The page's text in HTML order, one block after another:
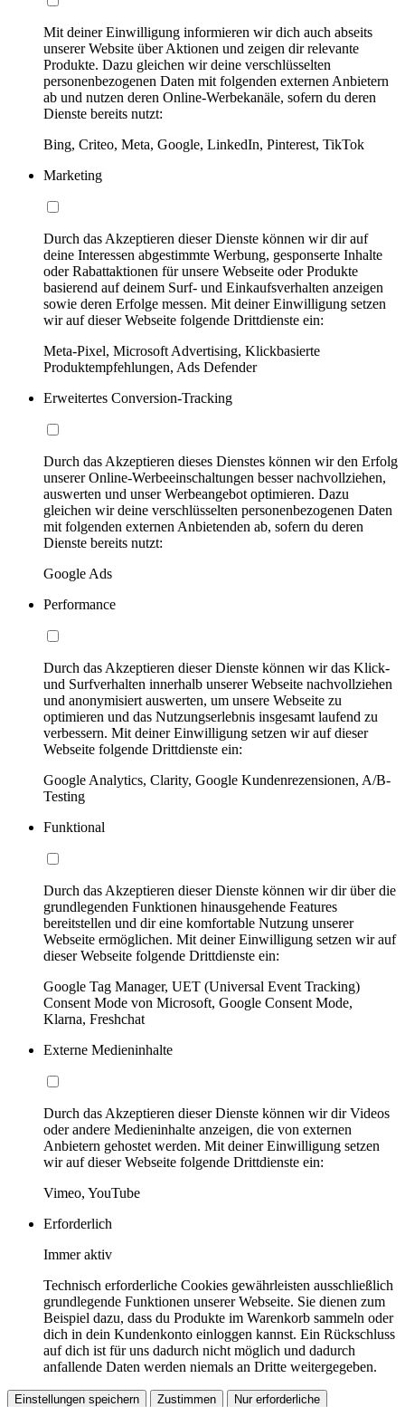
Mit deiner Einwilligung informieren wir dich auch abseits
unserer Website über Aktionen und zeigen dir relevante
Produkte. Dazu gleichen wir deine verschlüsselten
personenbezogenen Daten mit folgenden externen Anbietern
ab und nutzen deren Online-Werbekanäle, sofern du deren
Dienste bereits nutzt:
Bing, Criteo, Meta, Google, LinkedIn, Pinterest, TikTok
Marketing
Durch das Akzeptieren dieser Dienste können wir dir auf
deine Interessen abgestimmte Werbung, gesponserte Inhalte
oder Rabattaktionen für unsere Webseite oder Produkte
basierend auf deinem Surf- und Einkaufsverhalten anzeigen
sowie deren Erfolge messen. Mit deiner Einwilligung setzen
wir auf dieser Webseite folgende Drittdienste ein:
Meta-Pixel, Microsoft Advertising, Klickbasierte
Produktempfehlungen, Ads Defender
Erweitertes Conversion-Tracking
Durch das Akzeptieren dieses Dienstes können wir den Erfolg
unserer Online-Werbeeinschaltungen besser nachvollziehen,
auswerten und unser Werbeangebot optimieren. Dazu
gleichen wir deine verschlüsselten personenbezogenen Daten
mit folgenden externen Anbietenden ab, sofern du deren
Dienste bereits nutzt:
Google Ads
Performance
Durch das Akzeptieren dieser Dienste können wir das Klick-
und Surfverhalten innerhalb unserer Webseite nachvollziehen
und anonymisiert auswerten, um unsere Webseite zu
optimieren und das Nutzungserlebnis insgesamt laufend zu
verbessern. Mit deiner Einwilligung setzen wir auf dieser
Webseite folgende Drittdienste ein:
Google Analytics, Clarity, Google Kundenrezensionen, A/B-
Testing
Funktional
Durch das Akzeptieren dieser Dienste können wir dir über die
grundlegenden Funktionen hinausgehende Features
bereitstellen und dir eine komfortable Nutzung unserer
Webseite ermöglichen. Mit deiner Einwilligung setzen wir auf
dieser Webseite folgende Drittdienste ein:
Google Tag Manager, UET (Universal Event Tracking)
Consent Mode von Microsoft, Google Consent Mode,
Klarna, Freshchat
Externe Medieninhalte
Durch das Akzeptieren dieser Dienste können wir dir Videos
oder andere Medieninhalte anzeigen, die von externen
Anbietern gehostet werden. Mit deiner Einwilligung setzen
wir auf dieser Webseite folgende Drittdienste ein:
Vimeo, YouTube
Erforderlich
Immer aktiv
Technisch erforderliche Cookies gewährleisten ausschließlich
grundlegende Funktionen unserer Webseite. Sie dienen zum
Beispiel dazu, dass du Produkte im Warenkorb sammeln oder
dich in dein Kundenkonto einloggen kannst. Ein Rückschluss
auf dich ist für uns dadurch nicht möglich und dadurch
anfallende Daten werden niemals an Dritte weitergegeben.
Einstellungen speichern Zustimmen Nur erforderliche